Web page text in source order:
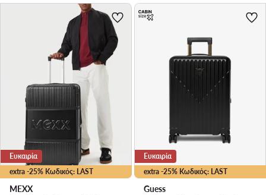
extra -25% Κωδικός: LAST
Ευκαιρία
MEXX
extra -25% Κωδικός: LAST
Ευκαιρία
Guess